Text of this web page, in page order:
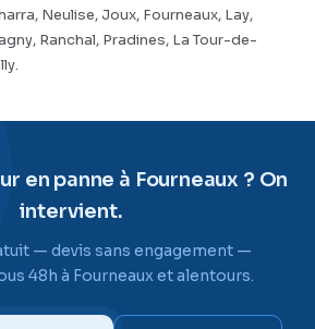
Neulise, Joux, Fourneaux, Lay,
Ranchal, Pradines, La Tour-de-
en panne à Fourneaux ? On
intervient.
— devis sans engagement —
48h à Fourneaux et alentours.